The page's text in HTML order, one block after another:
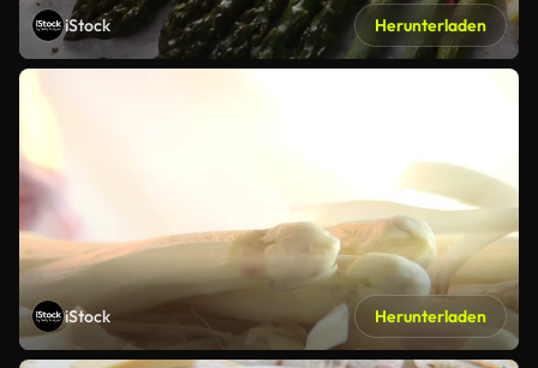
iStock Herunterladen
iStock Herunterladen